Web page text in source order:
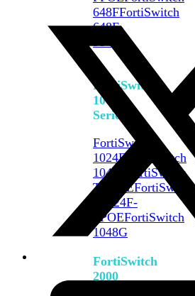
648FFortiSwitch
648F-
FPOE
FortiSwitch
1000
Series
FortiSwitch
1024E FortiSwitch
1048E
FortiSwitch
T1024EFortiSwitch
T1024F-
FPOEFortiSwitch
1048G
FortiSwitch
2000